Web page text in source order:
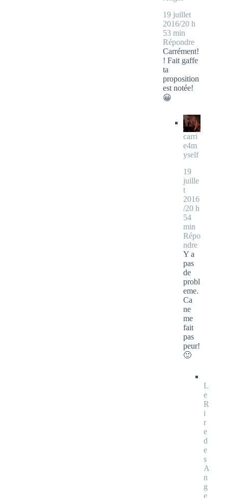
19 juillet
2016/20 h
53 min
Répondre
Carrément!
! Fait gaffe
ta
proposition
est notée!
😀
carri
e4m
yself
19
juille
t
2016
/20 h
54
min
Répo
ndre
Y a
pas
de
probl
eme.
Ca
ne
me
fait
pas
peur!
🙂
L
e
R
i
r
e
d
e
s
A
n
g
e